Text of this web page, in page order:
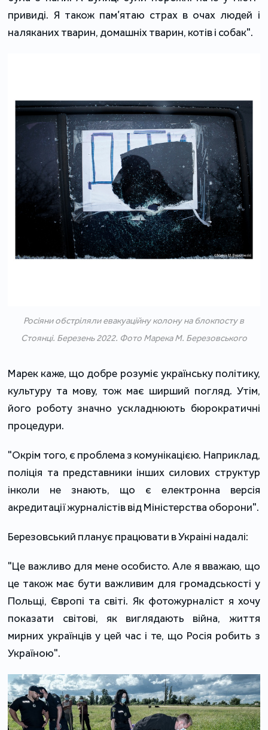
привиді. Я також пам’ятаю страх в очах людей і
наляканих тварин, домашніх тварин, котів і собак".
Росіяни обстріляли евакуаційну колону на блокпосту в
Стоянці. Березень 2022. Фото Марека М. Березовського
Марек каже, що добре розуміє українську політику,
культуру та мову, тож має ширший погляд. Утім,
його роботу значно ускладнюють бюрократичні
процедури.
"Окрім того, є проблема з комунікацією. Наприклад,
поліція та представники інших силових структур
інколи не знають, що є електронна версія
акредитації журналістів від Міністерства оборони".
Березовський планує працювати в Украіні надалі:
"Це важливо для мене особисто. Але я вважаю, що
це також має бути важливим для громадськості у
Польщі, Європі та світі. Як фотожурналіст я хочу
показати світові, як виглядають війна, життя
мирних українців у цей час і те, що Росія робить з
Україною".